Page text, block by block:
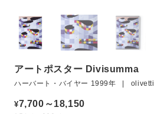
アートポスター Divisumma
ハーバート・バイヤー 1999年 | olivetti
¥7,700～18,150